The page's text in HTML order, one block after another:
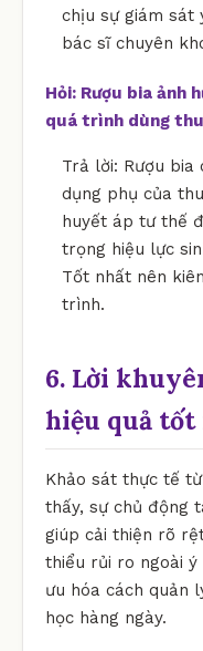
chịu sự giám sát
bác sĩ chuyên
Hỏi: Rượu bia ảnh
quá trình dùng
Trả lời: Rượu
dụng phụ của
huyết áp tư thế
trọng hiệu lực
Tốt nhất nên
trình.
6. Lời
hiệu quả tốt
Khảo sát thực tế
thấy, sự chủ động
giúp cải thiện rõ
thiểu rủi ro ngoài
ưu hóa cách quản
học hàng ngày.